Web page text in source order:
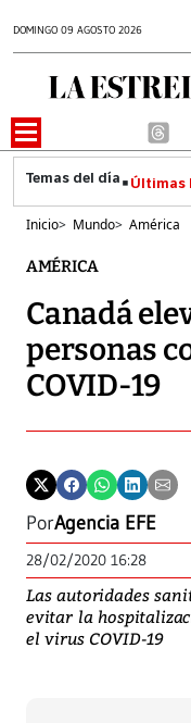
DOMINGO 09 AGOSTO 2026
Últimas
Inicio> Mundo> América
AMÉRICA
Canadá
personas
COVID-19
PorAgencia EFE
28/02/2020 16:28
Las autoridades
evitar la
el virus COVID-19